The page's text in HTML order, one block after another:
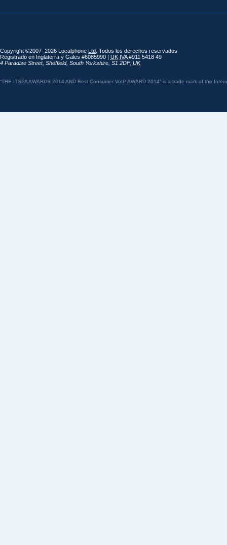
Copyright ©2007–2026 Localphone Ltd . Todos los derechos reservados
Registrado en Inglaterra y Gales #6085990 | UK IVA#911 5418 49
4 Paradise Street, Sheffield, South Yorkshire S1 2DF, UK
“THE ITSPA AWARDS 2014 AND Best Consumer VoIP AWARD 2014” is a trade mark of the